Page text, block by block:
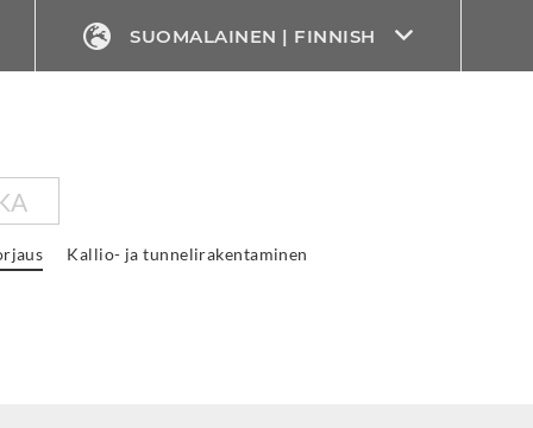
SUOMALAINEN | FINNISH
Kallio- ja tunnelirakentaminen